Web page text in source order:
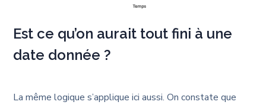
Est ce qu’on aurait tout fini à une
date donnée ?
La même logique s’applique ici aussi. On constate que